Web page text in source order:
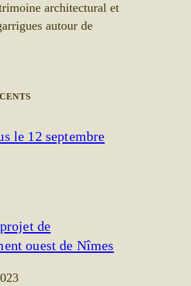
architectural et
autour de
le 12 septembre
de
ouest de Nîmes